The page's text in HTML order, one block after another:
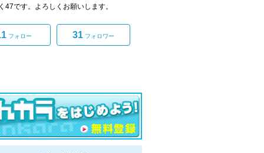
47です。よろしくお願いします。
フォロー 31 フォロワー